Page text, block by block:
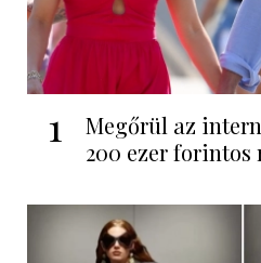
1
Megőrül az
200 ezer forintos